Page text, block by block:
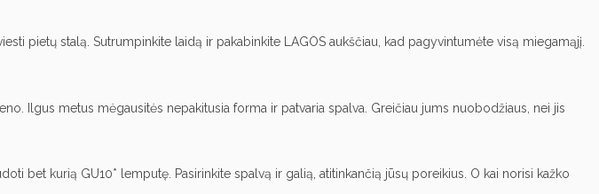
pietų stalą. Sutrumpinkite laidą ir pakabinkite LAGOS aukščiau, kad pagyvintumėte visą miegamąjį.
Ilgus metus mėgausitės nepakitusia forma ir patvaria spalva. Greičiau jums nuobodžiaus, nei jis
bet kurią GU10* lemputę. Pasirinkite spalvą ir galią, atitinkančią jūsų poreikius. O kai norisi kažko